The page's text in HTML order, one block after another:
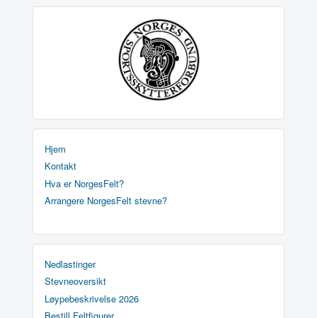
Hjem
Kontakt
Hva er NorgesFelt?
Arrangere NorgesFelt stevne?
Nedlastinger
Stevneoversikt
Løypebeskrivelse 2026